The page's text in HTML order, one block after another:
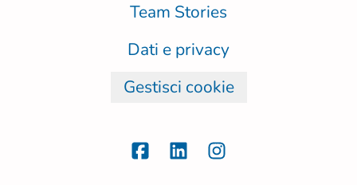
Team Stories
Dati e privacy
Gestisci cookie